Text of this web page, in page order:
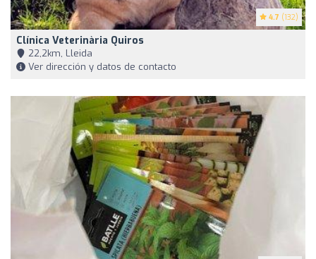
4.7 (132)
Clínica Veterinària Quiros
22,2km, Lleida
Ver dirección y datos de contacto